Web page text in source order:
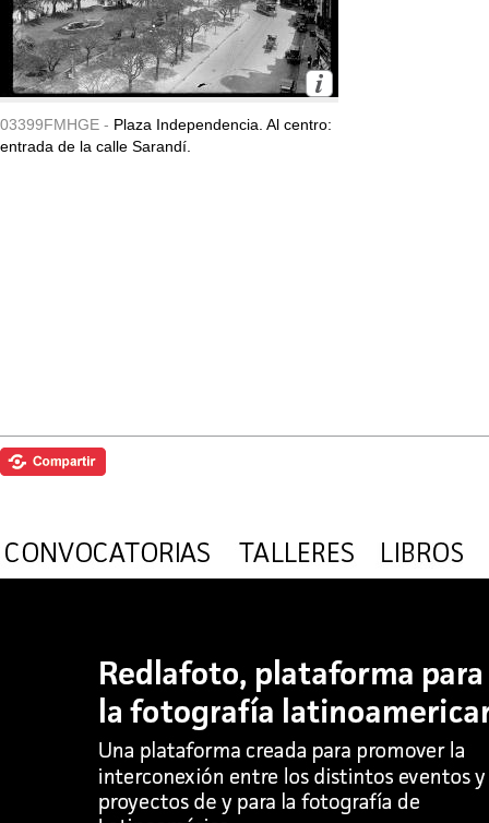
03399FMHGE - Plaza Independencia. Al centro:
entrada de la calle Sarandí.